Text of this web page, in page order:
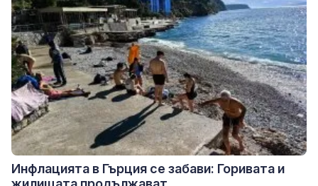
Инфлацията в Гърция се забави: Горивата и